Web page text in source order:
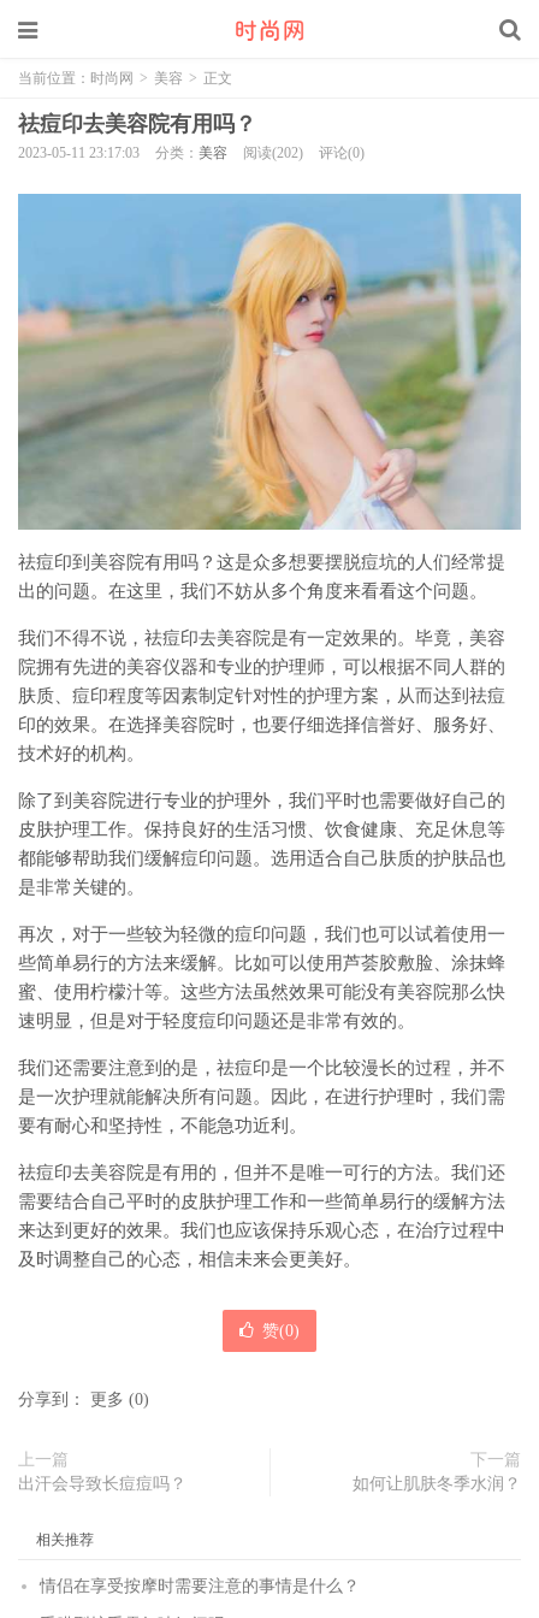
当前位置： 时尚网 > 美容 > 正文
祛痘印去美容院有用吗？
2023-05-11 23:17:03 分类： 美容 阅读(202) 评论(0)
祛痘印到美容院有用吗？这是众多想要摆脱痘坑的人们经常提
出的问题。在这里，我们不妨从多个角度来看看这个问题。
我们不得不说，祛痘印去美容院是有一定效果的。毕竟，美容
院拥有先进的美容仪器和专业的护理师，可以根据不同人群的
肤质、痘印程度等因素制定针对性的护理方案，从而达到祛痘
印的效果。在选择美容院时，也要仔细选择信誉好、服务好、
技术好的机构。
除了到美容院进行专业的护理外，我们平时也需要做好自己的
皮肤护理工作。保持良好的生活习惯、饮食健康、充足休息等
都能够帮助我们缓解痘印问题。选用适合自己肤质的护肤品也
是非常关键的。
再次，对于一些较为轻微的痘印问题，我们也可以试着使用一
些简单易行的方法来缓解。比如可以使用芦荟胶敷脸、涂抹蜂
蜜、使用柠檬汁等。这些方法虽然效果可能没有美容院那么快
速明显，但是对于轻度痘印问题还是非常有效的。
我们还需要注意到的是，祛痘印是一个比较漫长的过程，并不
是一次护理就能解决所有问题。因此，在进行护理时，我们需
要有耐心和坚持性，不能急功近利。
祛痘印去美容院是有用的，但并不是唯一可行的方法。我们还
需要结合自己平时的皮肤护理工作和一些简单易行的缓解方法
来达到更好的效果。我们也应该保持乐观心态，在治疗过程中
及时调整自己的心态，相信未来会更美好。
赞(0)
分享到： 更多 (0)
上一篇
出汗会导致长痘痘吗？
下一篇
如何让肌肤冬季水润？
相关推荐
情侣在享受按摩时需要注意的事情是什么？